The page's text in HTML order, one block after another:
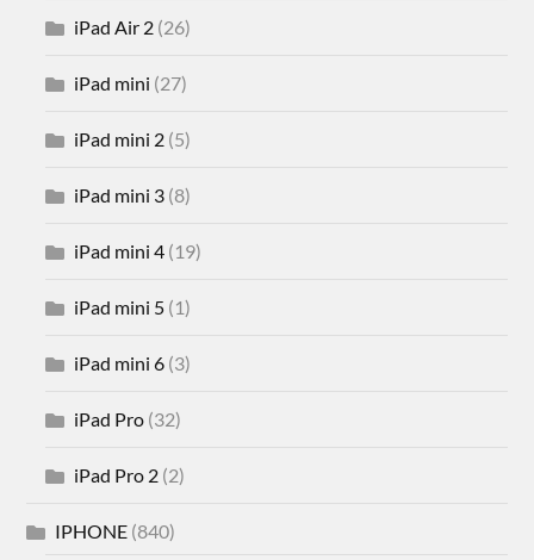
iPad Air 2 (26)
iPad mini (27)
iPad mini 2 (5)
iPad mini 3 (8)
iPad mini 4 (19)
iPad mini 5 (1)
iPad mini 6 (3)
iPad Pro (32)
iPad Pro 2 (2)
IPHONE (840)